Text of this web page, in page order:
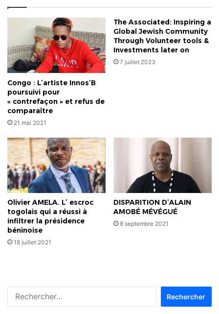
dans
des
Congo : L’artiste Innos’B
poursuivi pour
« contrefaçon » et refus de
comparaître
21 mai 2021
The Associated: Inspiring a
Global Jewish Community
Through Volunteer tools &
Investments later on
7 juillet 2023
Olivier AMELA. L’ escroc
togolais qui a réussi à
infiltrer la présidence
béninoise
18 juillet 2021
DISPARITION D’ALAIN
AMOBÉ MÉVÉGUÉ
8 septembre 2021